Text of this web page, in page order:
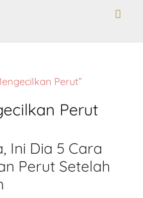
Perut”
Perut
Ini Dia 5 Cara
Perut Setelah